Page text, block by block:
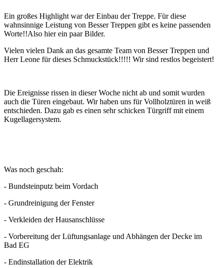
Ein großes Highlight war der Einbau der Treppe. Für diese
wahnsinnige Leistung von Besser Treppen gibt es keine passenden
Worte!!Also hier ein paar Bilder.
Vielen vielen Dank an das gesamte Team von Besser Treppen und
Herr Leone für dieses Schmuckstück!!!!! Wir sind restlos begeistert!
Die Ereignisse rissen in dieser Woche nicht ab und somit wurden
auch die Türen eingebaut. Wir haben uns für Vollholztüren in weiß
entschieden. Dazu gab es einen sehr schicken Türgriff mit einem
Kugellagersystem.
Was noch geschah:
- Bundsteinputz beim Vordach
- Grundreinigung der Fenster
- Verkleiden der Hausanschlüsse
- Vorbereitung der Lüftungsanlage und Abhängen der Decke im
Bad EG
- Endinstallation der Elektrik